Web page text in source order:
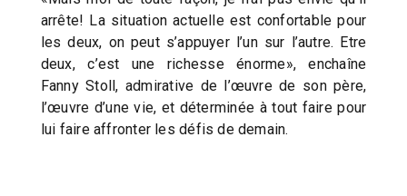
arrête! La situation actuelle est confortable pour
les deux, on peut s’appuyer l’un sur l’autre. Etre
deux, c’est une richesse énorme», enchaîne
Fanny Stoll, admirative de l’œuvre de son père,
l’œuvre d’une vie, et déterminée à tout faire pour
lui faire affronter les défis de demain.